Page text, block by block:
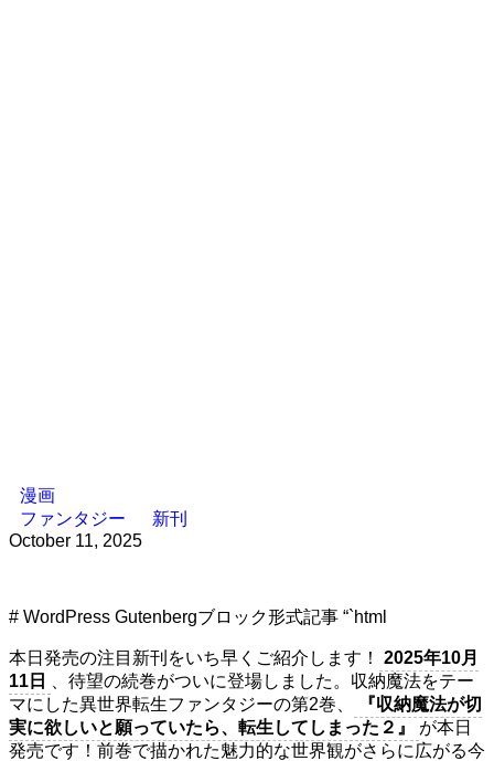
漫画
ファンタジー
新刊
October 11, 2025
# WordPress Gutenbergブロック形式記事 “`html
本日発売の注目新刊をいち早くご紹介します！
2025年10月
11日
、待望の続巻がついに登場しました。収納魔法をテー
マにした異世界転生ファンタジーの第2巻、
『収納魔法が切
実に欲しいと願っていたら、転生してしまった２』
が本日
発売です！前巻で描かれた魅力的な世界観がさらに広がる今